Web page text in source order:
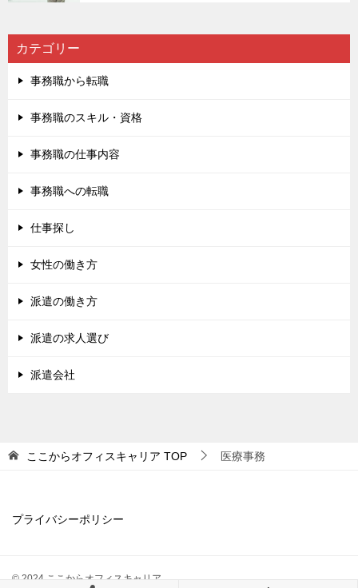
カテゴリー
事務職から転職
事務職のスキル・資格
事務職の仕事内容
事務職への転職
仕事探し
女性の働き方
派遣の働き方
派遣の求人選び
派遣会社
ここからオフィスキャリア TOP 医療事務
プライバシーポリシー
© 2024 ここからオフィスキャリア